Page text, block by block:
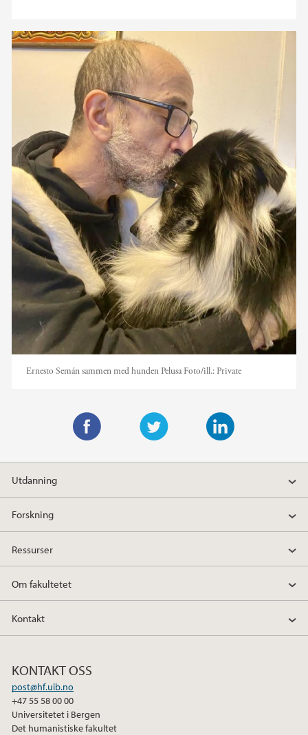
Ernesto Semán sammen med hunden Pelusa Foto/ill.: Private
w
t
e
i
k
d
n
a
e
o
k
Utdanning
Forskning
Ressurser
Om fakultetet
Kontakt
KONTAKT OSS
post@hf.uib.no
+47 55 58 00 00
Universitetet i Bergen
Det humanistiske fakultet